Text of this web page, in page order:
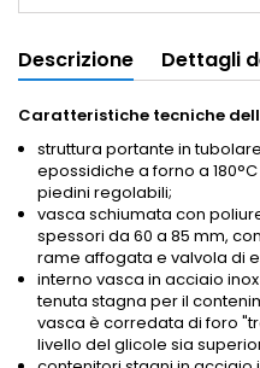
Descrizione Dettagli
Caratteristiche tecniche
struttura portante in
epossidiche a forno a
piedini regolabili;
vasca schiumata con
spessori da 60 a 85 mm,
rame affogata e valvola di
interno vasca in acciaio inox
tenuta stagna per il
vasca è corredata di foro
livello del glicole sia